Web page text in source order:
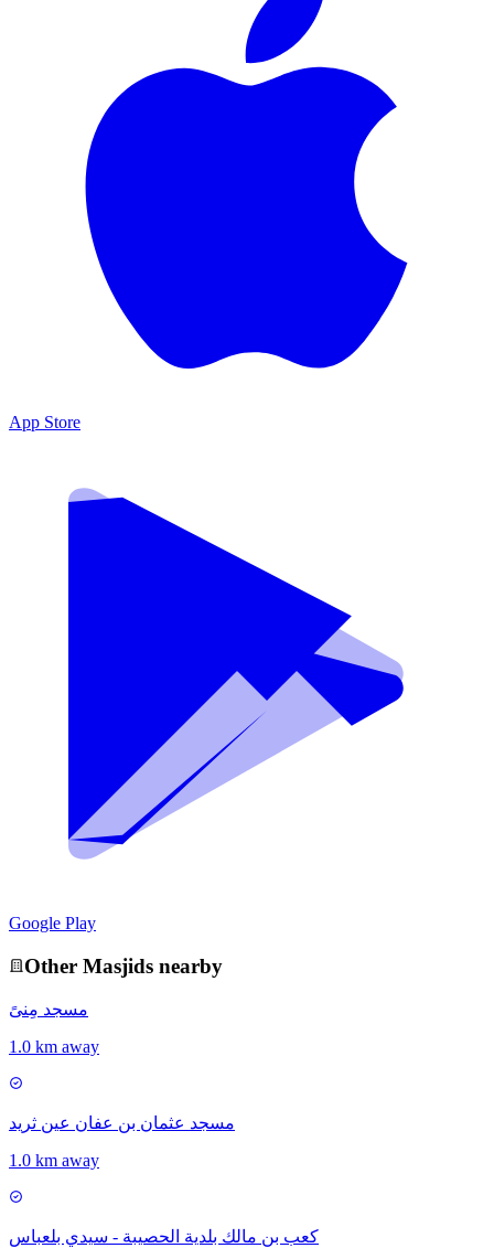
App Store
Google Play
Other Masjids nearby
مسجد مِنىً
1.0 km away
مسجد عثمان بن عفان عين ثريد
1.0 km away
كعب بن مالك بلدية الحصيبة - سيدي بلعباس